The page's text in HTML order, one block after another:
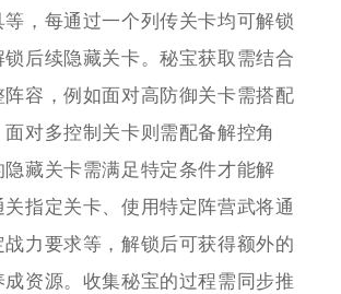
，每通过一个列传关卡均可解锁
后续隐藏关卡。秘宝获取需结合
阵容，例如面对高防御关卡需搭配
对多控制关卡则需配备解控角
藏关卡需满足特定条件才能解
指定关卡、使用特定阵营武将通
战力要求等，解锁后可获得额外的
资源。收集秘宝的过程需同步推